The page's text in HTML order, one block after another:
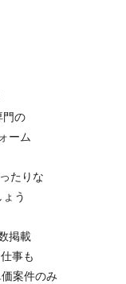
門の
ーム
たりな
う
掲載
事も
案件のみ